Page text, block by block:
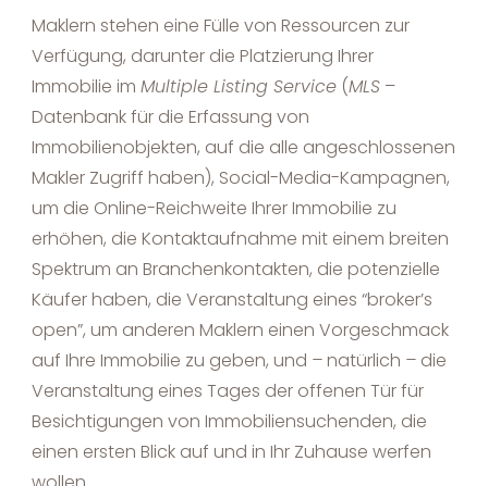
Maklern stehen eine Fülle von Ressourcen zur
Verfügung, darunter die Platzierung Ihrer
Immobilie imMultiple Listing Service (MLS –
Datenbank für die Erfassung von
Immobilienobjekten, auf die alle angeschlossenen
Makler Zugriff haben), Social-Media-Kampagnen,
um die Online-Reichweite Ihrer Immobilie zu
erhöhen, die Kontaktaufnahme mit einem breiten
Spektrum an Branchenkontakten, die potenzielle
Käufer haben, die Veranstaltung eines “broker’s
open”, um anderen Maklern einen Vorgeschmack
auf Ihre Immobilie zu geben, und –natürlich – die
Veranstaltung eines Tages der offenen Tür für
Besichtigungen von Immobiliensuchenden, die
einen ersten Blick auf und in Ihr Zuhause werfen